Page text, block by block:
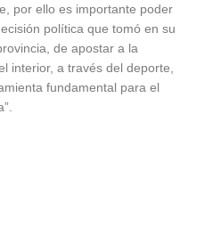
por ello es importante poder
política que tomó en su
de apostar a la
interior, a través del deporte,
fundamental para el